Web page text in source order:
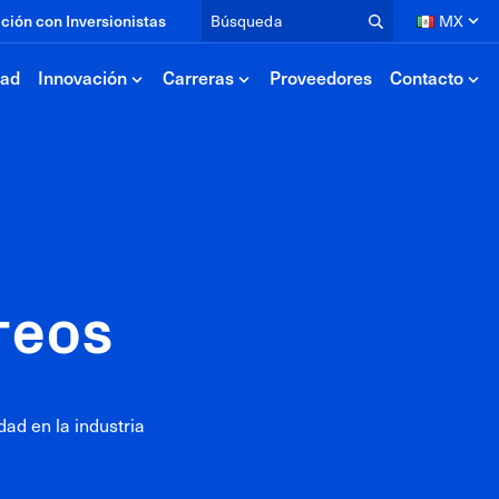
con Inversionistas Búsqueda MX
Innovación Carreras Proveedores Contacto
en la industria